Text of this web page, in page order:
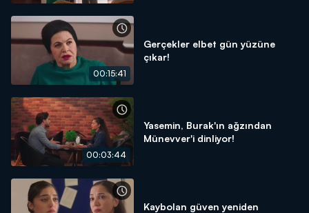
00:15:41
Gerçekler elbet gün yüzüne
çıkar!
00:03:44
Yasemin, Burak'ın ağzından
Münevver'i dinliyor!
Kaybolan güven yeniden